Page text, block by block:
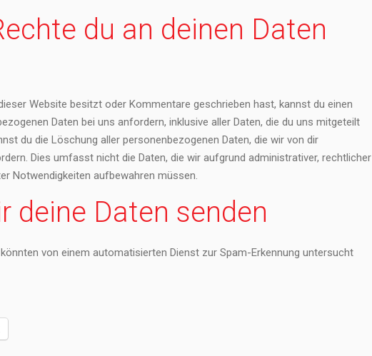
du an deinen Daten
Website besitzt oder Kommentare geschrieben hast, kannst du einen
Daten bei uns anfordern, inklusive aller Daten, die du uns mitgeteilt
du die Löschung aller personenbezogenen Daten, die wir von dir
Dies umfasst nicht die Daten, die wir aufgrund administrativer, rechtlicher
Notwendigkeiten aufbewahren müssen.
deine Daten senden
von einem automatisierten Dienst zur Spam-Erkennung untersucht